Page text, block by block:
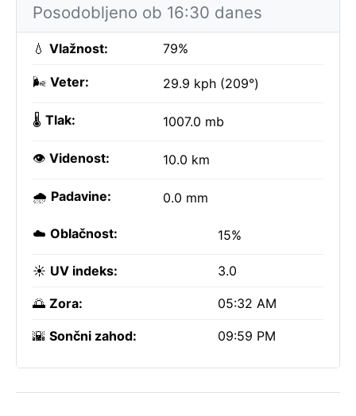
Posodobljeno ob 16:30 danes
💧 Vlažnost: 79%
🌬️ Veter: 29.9 kph (209°)
🌡️ Tlak: 1007.0 mb
👁️ Videnost: 10.0 km
🌧️ Padavine: 0.0 mm
☁️ Oblačnost: 15%
☀️ UV indeks: 3.0
🌅 Zora: 05:32 AM
🌇 Sončni zahod: 09:59 PM